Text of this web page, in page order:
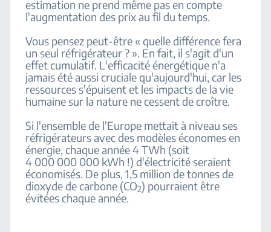
estimation ne prend même pas en compte
l'augmentation des prix au fil du temps.
Vous pensez peut-être « quelle différence fera
un seul réfrigérateur ? ». En fait, il s'agit d'un
effet cumulatif. L'efficacité énergétique n'a
jamais été aussi cruciale qu'aujourd'hui, car les
ressources s'épuisent et les impacts de la vie
humaine sur la nature ne cessent de croître.
Si l'ensemble de l'Europe mettait à niveau ses
réfrigérateurs avec des modèles économes en
énergie, chaque année 4 TWh (soit
4 000 000 000 kWh !) d'électricité seraient
économisés. De plus, 1,5 million de tonnes de
dioxyde de carbone (CO2) pourraient être
évitées chaque année.